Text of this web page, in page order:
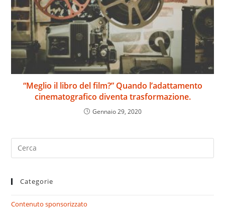
“Meglio il libro del film?” Quando l’adattamento
cinematografico diventa trasformazione.
Gennaio 29, 2020
Search
for:
Categorie
Contenuto sponsorizzato